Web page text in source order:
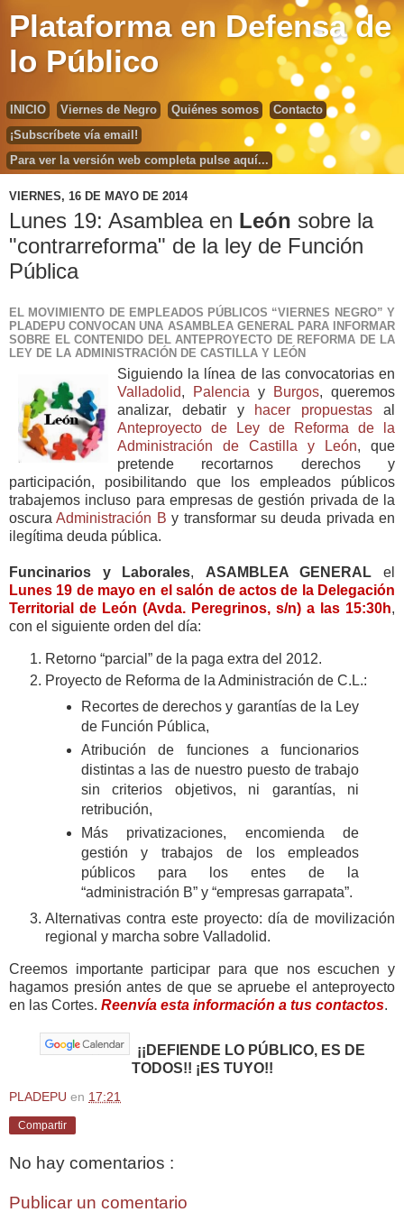
Plataforma en Defensa de
lo Público
INICIO Viernes de Negro Quiénes somos
Contacto
¡Subscríbete vía email!
Para ver la versión web completa pulse aquí...
VIERNES, 16 DE MAYO DE 2014
Lunes 19: Asamblea en León sobre la
"contrarreforma" de la ley de Función
Pública
EL MOVIMIENTO DE EMPLEADOS PÚBLICOS “VIERNES NEGRO” Y
PLADEPU CONVOCAN UNA ASAMBLEA GENERAL PARA INFORMAR
SOBRE EL CONTENIDO DEL ANTEPROYECTO DE REFORMA DE LA
LEY DE LA ADMINISTRACIÓN DE CASTILLA Y LEÓN
Siguiendo la línea de las convocatorias en
Valladolid, Palencia y Burgos, queremos
analizar, debatir y hacer propuestas al
Anteproyecto de Ley de Reforma de la
Administración de Castilla y León, que
pretende recortarnos derechos y
participación, posibilitando que los empleados públicos
trabajemos incluso para empresas de gestión privada de la
oscuraAdministración B y transformar su deuda privada en
ilegítima deuda pública.
Funcinarios y Laborales, ASAMBLEA GENERAL el
Lunes 19 de mayo en el salón de actos de la Delegación
Territorial de León (Avda. Peregrinos, s/n) a las 15:30h,
con el siguiente orden del día:
Retorno “parcial” de la paga extra del 2012.
Proyecto de Reforma de la Administración de C.L.:
Recortes de derechos y garantías de la Ley
de Función Pública,
Atribución de funciones a funcionarios
distintas a las de nuestro puesto de trabajo
sin criterios objetivos, ni garantías, ni
retribución,
Más privatizaciones, encomienda de
gestión y trabajos de los empleados
públicos para los entes de la
“administración B” y “empresas garrapata”.
Alternativas contra este proyecto: día de movilización
regional y marcha sobre Valladolid.
Creemos importante participar para que nos escuchen y
hagamos presión antes de que se apruebe el anteproyecto
en las Cortes. Reenvía esta información a tus contactos.
¡¡DEFIENDE LO PÚBLICO, ES DE
TODOS!! ¡ES TUYO!!
PLADEPU en 17:21
Compartir
No hay comentarios :
Publicar un comentario